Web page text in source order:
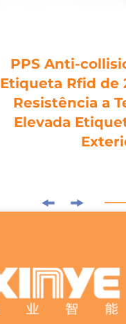
PPS Anti-
Etiqueta Rfid de
Resistência a
Elevada